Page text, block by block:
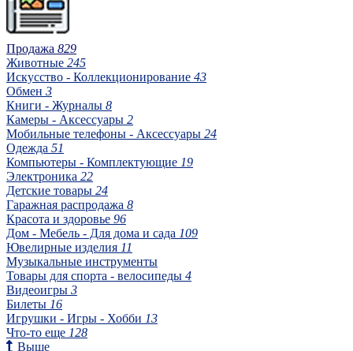
Продажа 829
Животные 245
Искусство - Коллекционирование 43
Обмен 3
Книги - Журналы 8
Камеры - Аксессуары 2
Мобильные телефоны - Аксессуары 24
Одежда 51
Компьютеры - Комплектующие 19
Электроника 22
Детские товары 24
Гаражная распродажа 8
Красота и здоровье 96
Дом - Мебель - Для дома и сада 109
Ювелирные изделия 11
Музыкальные инструменты
Товары для спорта - велосипеды 4
Видеоигры 3
Билеты 16
Игрушки - Игры - Хобби 13
Что-то еще 128
Выше